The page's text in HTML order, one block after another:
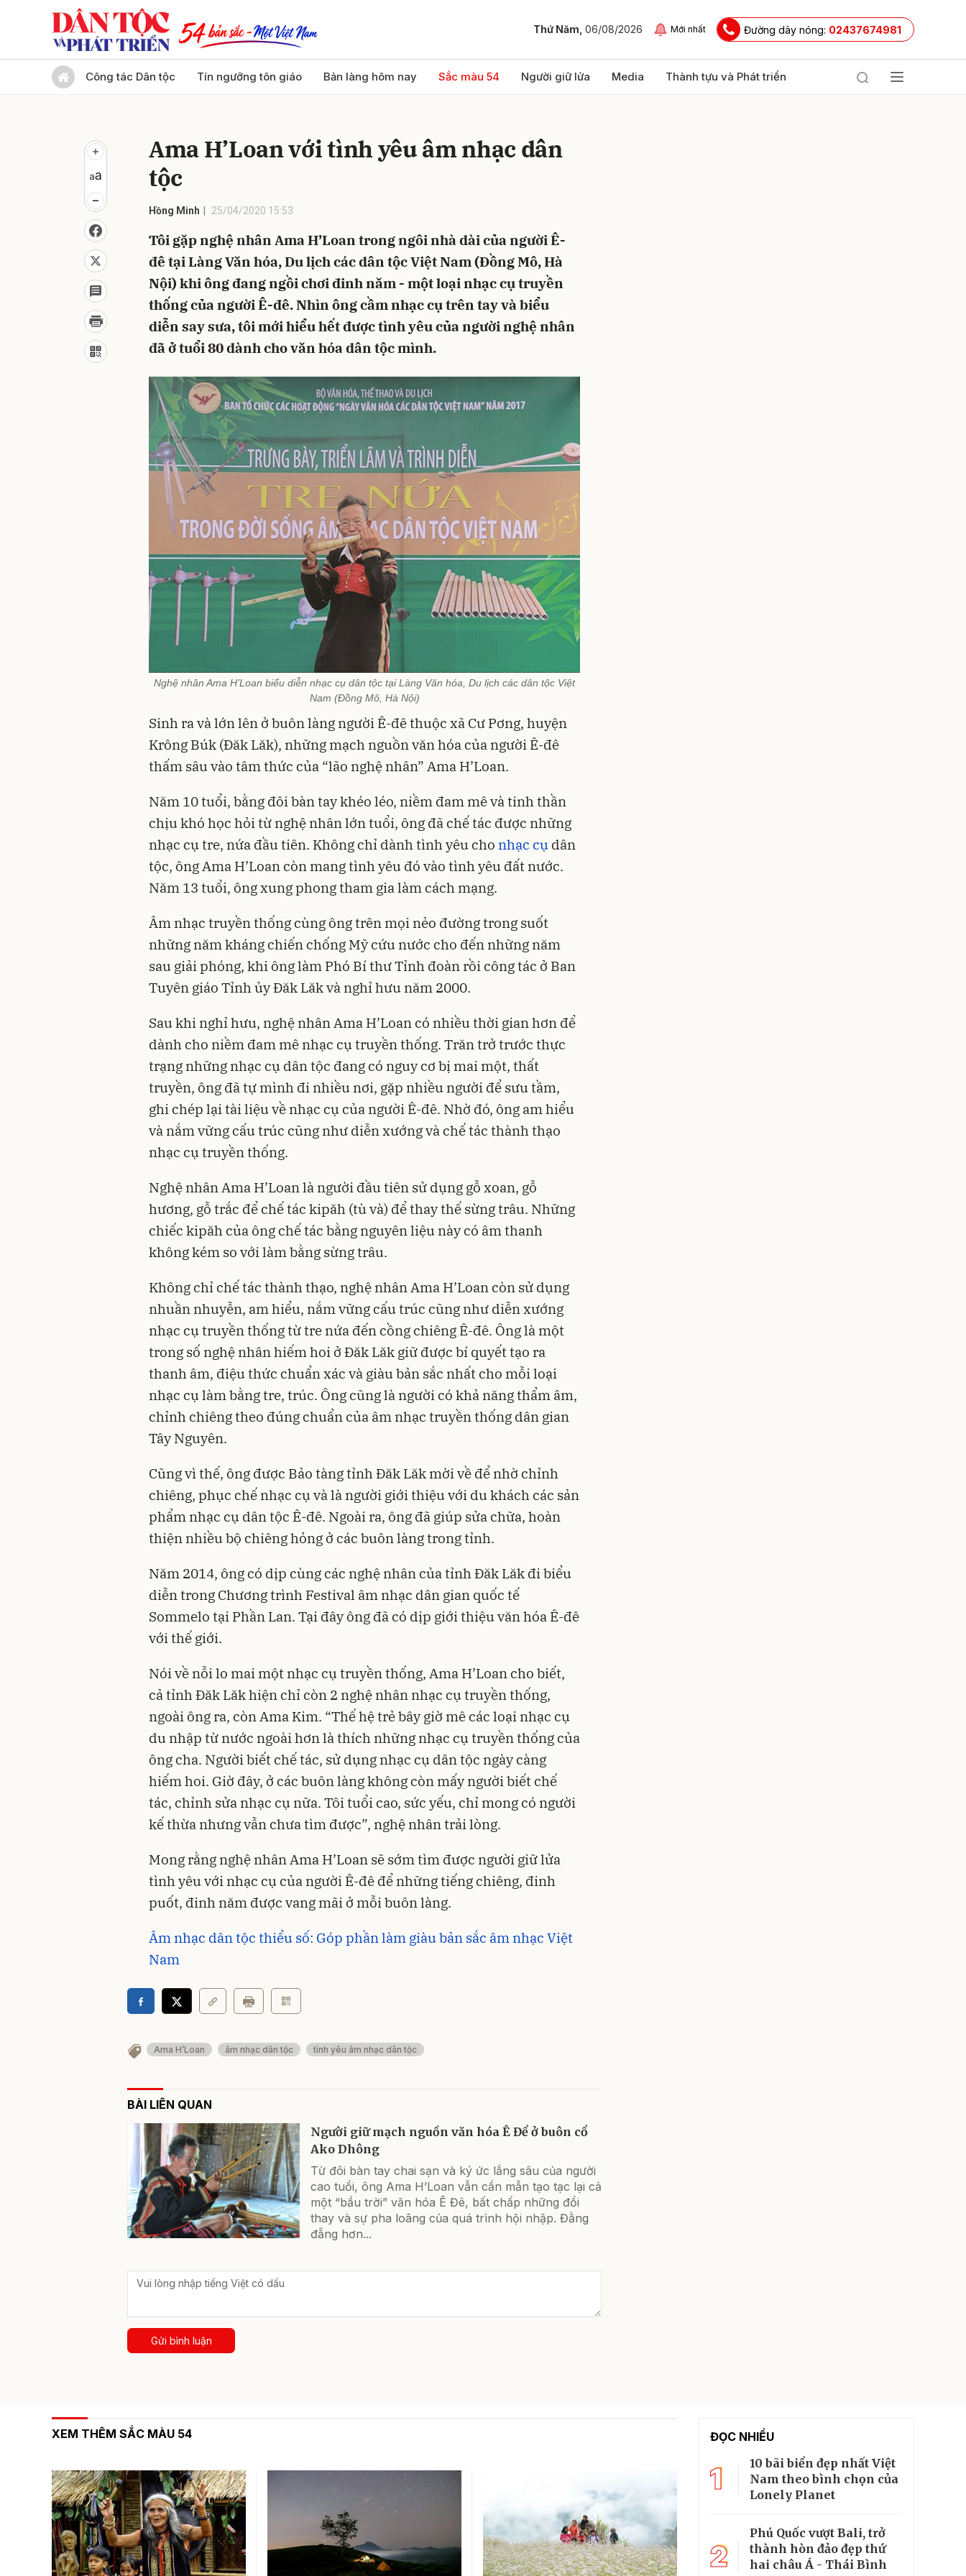
Thứ Năm, 06/08/2026 Mới nhất Đường dây nóng: 02437674981
Công tác Dân tộc Tín ngưỡng tôn giáo Bản làng hôm nay Sắc màu 54 Người giữ lửa Media Thành tựu và Phát triển
Ama H’Loan với tình yêu âm nhạc dân
tộc
Hồng Minh 25/04/2020 15:53
Tôi gặp nghệ nhân Ama H’Loan trong ngôi nhà dài của người Ê-
đê tại Làng Văn hóa, Du lịch các dân tộc Việt Nam (Đồng Mô, Hà
Nội) khi ông đang ngồi chơi đinh năm - một loại nhạc cụ truyền
thống của người Ê-đê. Nhìn ông cầm nhạc cụ trên tay và biểu
diễn say sưa, tôi mới hiểu hết được tình yêu của người nghệ nhân
đã ở tuổi 80 dành cho văn hóa dân tộc mình.
Nghệ nhân Ama H’Loan biểu diễn nhạc cụ dân tộc tại Làng Văn hóa, Du lịch các dân tộc Việt
Nam (Đồng Mô, Hà Nội)
Sinh ra và lớn lên ở buôn làng người Ê-đê thuộc xã Cư Pơng, huyện
Krông Búk (Đăk Lăk), những mạch nguồn văn hóa của người Ê-đê
thấm sâu vào tâm thức của “lão nghệ nhân” Ama H’Loan.
Năm 10 tuổi, bằng đôi bàn tay khéo léo, niềm đam mê và tinh thần
chịu khó học hỏi từ nghệ nhân lớn tuổi, ông đã chế tác được những
nhạc cụ tre, nứa đầu tiên. Không chỉ dành tình yêu cho nhạc cụ dân
tộc, ông Ama H’Loan còn mang tình yêu đó vào tình yêu đất nước.
Năm 13 tuổi, ông xung phong tham gia làm cách mạng.
Âm nhạc truyền thống cùng ông trên mọi nẻo đường trong suốt
những năm kháng chiến chống Mỹ cứu nước cho đến những năm
sau giải phóng, khi ông làm Phó Bí thư Tỉnh đoàn rồi công tác ở Ban
Tuyên giáo Tỉnh ủy Đăk Lăk và nghỉ hưu năm 2000.
Sau khi nghỉ hưu, nghệ nhân Ama H’Loan có nhiều thời gian hơn để
dành cho niềm đam mê nhạc cụ truyền thống. Trăn trở trước thực
trạng những nhạc cụ dân tộc đang có nguy cơ bị mai một, thất
truyền, ông đã tự mình đi nhiều nơi, gặp nhiều người để sưu tầm,
ghi chép lại tài liệu về nhạc cụ của người Ê-đê. Nhờ đó, ông am hiểu
và nắm vững cấu trúc cũng như diễn xướng và chế tác thành thạo
nhạc cụ truyền thống.
Nghệ nhân Ama H’Loan là người đầu tiên sử dụng gỗ xoan, gỗ
hương, gỗ trắc để chế tác kipăh (tù và) để thay thế sừng trâu. Những
chiếc kipăh của ông chế tác bằng nguyên liệu này có âm thanh
không kém so với làm bằng sừng trâu.
Không chỉ chế tác thành thạo, nghệ nhân Ama H’Loan còn sử dụng
nhuần nhuyễn, am hiểu, nắm vững cấu trúc cũng như diễn xướng
nhạc cụ truyền thống từ tre nứa đến cồng chiêng Ê-đê. Ông là một
trong số nghệ nhân hiếm hoi ở Đăk Lăk giữ được bí quyết tạo ra
thanh âm, điệu thức chuẩn xác và giàu bản sắc nhất cho mỗi loại
nhạc cụ làm bằng tre, trúc. Ông cũng là người có khả năng thẩm âm,
chỉnh chiêng theo đúng chuẩn của âm nhạc truyền thống dân gian
Tây Nguyên.
Cũng vì thế, ông được Bảo tàng tỉnh Đăk Lăk mời về để nhờ chỉnh
chiêng, phục chế nhạc cụ và là người giới thiệu với du khách các sản
phẩm nhạc cụ dân tộc Ê-đê. Ngoài ra, ông đã giúp sửa chữa, hoàn
thiện nhiều bộ chiêng hỏng ở các buôn làng trong tỉnh.
Năm 2014, ông có dịp cùng các nghệ nhân của tỉnh Đăk Lăk đi biểu
diễn trong Chương trình Festival âm nhạc dân gian quốc tế
Sommelo tại Phần Lan. Tại đây ông đã có dịp giới thiệu văn hóa Ê-đê
với thế giới.
Nói về nỗi lo mai một nhạc cụ truyền thống, Ama H’Loan cho biết,
cả tỉnh Đăk Lăk hiện chỉ còn 2 nghệ nhân nhạc cụ truyền thống,
ngoài ông ra, còn Ama Kim. “Thế hệ trẻ bây giờ mê các loại nhạc cụ
du nhập từ nước ngoài hơn là thích những nhạc cụ truyền thống của
ông cha. Người biết chế tác, sử dụng nhạc cụ dân tộc ngày càng
hiếm hoi. Giờ đây, ở các buôn làng không còn mấy người biết chế
tác, chỉnh sửa nhạc cụ nữa. Tôi tuổi cao, sức yếu, chỉ mong có người
kế thừa nhưng vẫn chưa tìm được”, nghệ nhân trải lòng.
Mong rằng nghệ nhân Ama H’Loan sẽ sớm tìm được người giữ lửa
tình yêu với nhạc cụ của người Ê-đê để những tiếng chiêng, đinh
puốt, đinh năm được vang mãi ở mỗi buôn làng.
Âm nhạc dân tộc thiểu số: Góp phần làm giàu bản sắc âm nhạc Việt
Nam
Ama H’Loan âm nhạc dân tộc tình yêu âm nhạc dân tộc
BÀI LIÊN QUAN
Người giữ mạch nguồn văn hóa Ê Để ở buôn cổ
Ako Dhông
Từ đôi bàn tay chai sạn và ký ức lắng sâu của người
cao tuổi, ông Ama H’Loan vẫn cần mẫn tạo tạc lại cả
một “bầu trời” văn hóa Ê Đê, bất chấp những đổi
thay và sự pha loãng của quá trình hội nhập. Đằng
đẵng hơn...
Gửi bình luận
XEM THÊM SẮC MÀU 54 ĐỌC NHIỀU
1
10 bãi biển đẹp nhất Việt
Nam theo bình chọn của
Lonely Planet
2
Phú Quốc vượt Bali, trở
thành hòn đảo đẹp thứ
hai châu Á - Thái Bình
Gửi bình luận